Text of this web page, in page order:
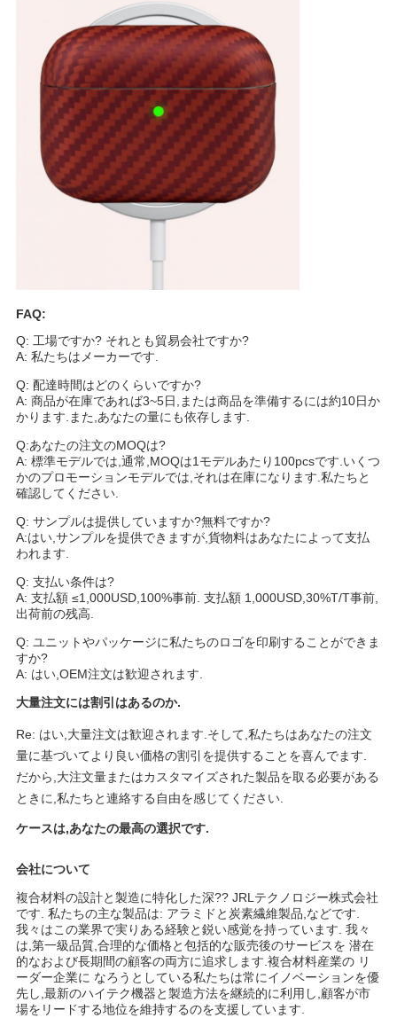
FAQ:
Q: 工場ですか? それとも貿易会社ですか?
A: 私たちはメーカーです.
Q: 配達時間はどのくらいですか?
A: 商品が在庫であれば3~5日,または商品を準備するには約10日か
かります.また,あなたの量にも依存します.
Q:あなたの注文のMOQは?
A: 標準モデルでは,通常,MOQは1モデルあたり100pcsです.いくつ
かのプロモーションモデルでは,それは在庫になります.私たちと
確認してください.
Q: サンプルは提供していますか?無料ですか?
A:はい,サンプルを提供できますが,貨物料はあなたによって支払
われます.
Q: 支払い条件は?
A: 支払額 ≤1,000USD,100%事前. 支払額 1,000USD,30%T/T事前,
出荷前の残高.
Q: ユニットやパッケージに私たちのロゴを印刷することができま
すか?
A: はい,OEM注文は歓迎されます.
大量注文には割引はあるのか.
Re: はい,大量注文は歓迎されます.そして,私たちはあなたの注文
量に基づいてより良い価格の割引を提供することを喜んでます.
だから,大注文量またはカスタマイズされた製品を取る必要がある
ときに,私たちと連絡する自由を感じてください.
ケースは,あなたの最高の選択です.
会社について
複合材料の設計と製造に特化した深?? JRLテクノロジー株式会社
です. 私たちの主な製品は: アラミドと炭素繊維製品,などです.
我々はこの業界で実りある経験と鋭い感覚を持っています. 我々
は,第一級品質,合理的な価格と包括的な販売後のサービスを 潜在
的なおよび長期間の顧客の両方に追求します.複合材料産業の リ
ーダー企業に なろうとしている私たちは常にイノベーションを優
先し,最新のハイテク機器と製造方法を継続的に利用し,顧客が市
場をリードする地位を維持するのを支援しています.